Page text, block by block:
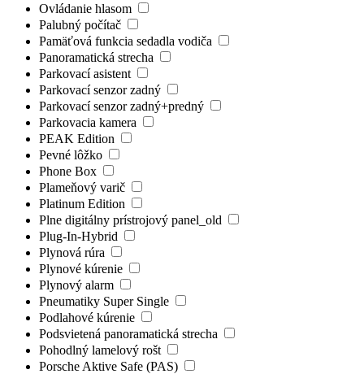
Ovládanie hlasom
Palubný počítač
Pamäťová funkcia sedadla vodiča
Panoramatická strecha
Parkovací asistent
Parkovací senzor zadný
Parkovací senzor zadný+predný
Parkovacia kamera
PEAK Edition
Pevné lôžko
Phone Box
Plameňový varič
Platinum Edition
Plne digitálny prístrojový panel_old
Plug-In-Hybrid
Plynová rúra
Plynové kúrenie
Plynový alarm
Pneumatiky Super Single
Podlahové kúrenie
Podsvietená panoramatická strecha
Pohodlný lamelový rošt
Porsche Aktive Safe (PAS)